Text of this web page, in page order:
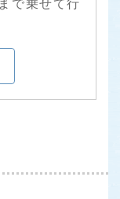
で乗せて行